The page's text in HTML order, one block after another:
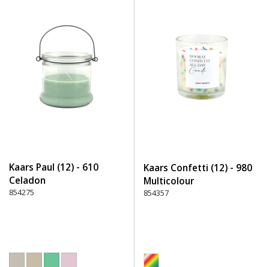
Kaars Paul (12) - 610
Celadon
854275
Kaars Confetti (12) - 980
Multicolour
854357